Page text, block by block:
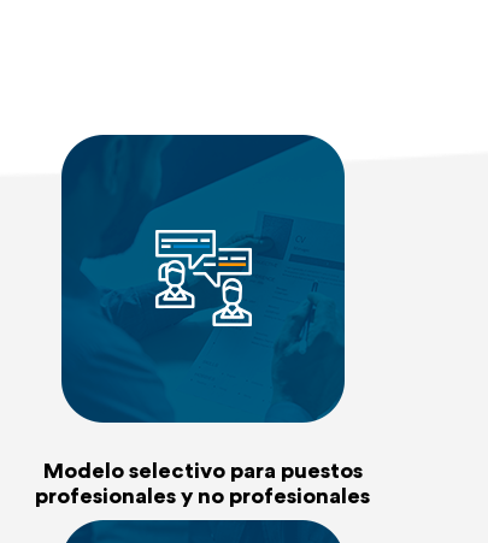
Modelo selectivo para puestos
profesionales y no profesionales